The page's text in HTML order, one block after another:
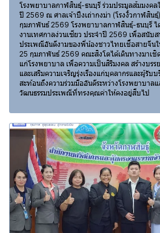
โรงพยาบาลกาฬสินธุ์-ธนบุรี ร่วมประมูลส้มมงคล
ปี 2569 ณ ศาลเจ้าปึงเถ่ากงม่า (โรงงิ้วกาฬสิน
กุมภาพันธ์ 2569 โรงพยาบาลกาฬสินธุ์-ธนบุรี ไ
งานเทศกาลง่วนเซียว ประจำปี 2569 เพื่อสนับ
ประเพณีอันดีงามของพี่น้องชาวไทยเชื้อสายจีน
25 กุมภาพันธ์ 2569 คณะสิงโตได้เดินทางมาเ
แก่โรงพยาบาล เพื่อความเป็นสิริมงคล สร้างบร
และเสริมความเจริญรุ่งเรืองแก่บุคลากรและผู้รับบ
สะท้อนถึงความร่วมมืออันดีระหว่างโรงพยาบา
วัฒนธรรมประเพณีที่ทรงคุณค่าให้คงอยู่สืบไป